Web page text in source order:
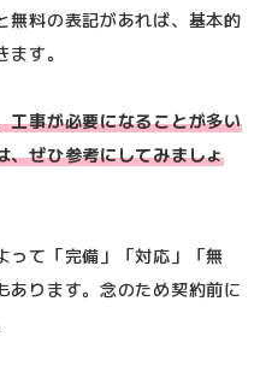
無料の表記があれば、基本的
す。
工事が必要になることが多い
、ぜひ参考にしてみましょ
って「完備」「対応」「無
あります。念のため契約前に